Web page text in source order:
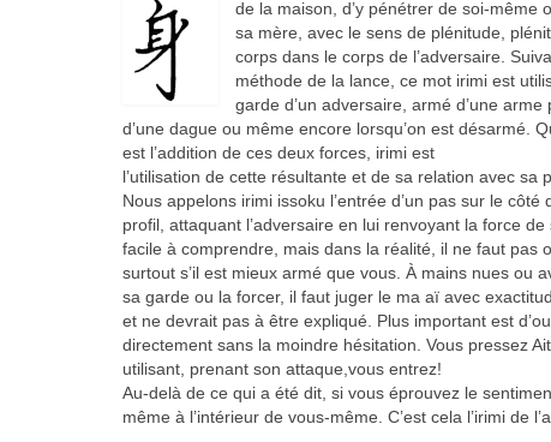
de la maison, d’y pénétrer de soi-même
sa mère, avec le sens de plénitude,
corps dans le corps de l’adversaire.
méthode de la lance, ce mot irimi est
garde d’un adversaire, armé d’une
d’une dague ou même encore lorsqu’on est désarmé.
est l’addition de ces deux forces, irimi est
l’utilisation de cette résultante et de sa relation avec
Nous appelons irimi issoku l’entrée d’un pas sur le
profil, attaquant l’adversaire en lui renvoyant la force
facile à comprendre, mais dans la réalité, il ne faut pas
surtout s’il est mieux armé que vous. À mains nues ou
sa garde ou la forcer, il faut juger le ma aï avec
et ne devrait pas à être expliqué. Plus important est
directement sans la moindre hésitation. Vous pressez
utilisant, prenant son attaque,vous entrez!
Au-delà de ce qui a été dit, si vous éprouvez le
même à l’intérieur de vous-même. C’est cela l’irimi de